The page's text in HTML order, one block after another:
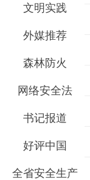
文明实践
外媒推荐
森林防火
网络安全法
书记报道
好评中国
全省安全生产